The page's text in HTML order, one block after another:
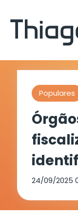
Populares
24/09/2025